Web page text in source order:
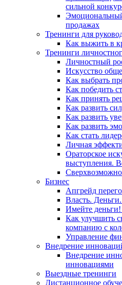
сильной
продажах
Тренинги для
Как выжить в
Тренинги
Личностный
Искусство
Как выбрать
Как победить
Как принять
Как развить
Как развить
Как развить
Как стать
Личная
Ораторское
выступления.
Бизнес
Апгрейд
Власть.
Имейте деньги!
Как улучшить
компанию с
Управление
Внедрение
Внедрение
инновациями
Выездные тренинги
Дистанционное